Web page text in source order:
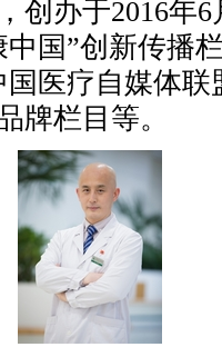
创办于2016年
国”创新传播
医疗自媒体联
牌栏目等。